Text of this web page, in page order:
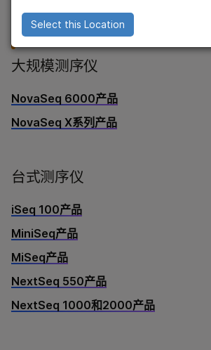
推荐内容链接
产品线
浏览所有产品
产品组合
查找适合您仪器的产品
大规模测序仪
NovaSeq 6000产品
NovaSeq X系列产品
台式测序仪
iSeq 100产品
MiniSeq产品
MiSeq产品
NextSeq 550产品
NextSeq 1000和2000产品
Select this Location